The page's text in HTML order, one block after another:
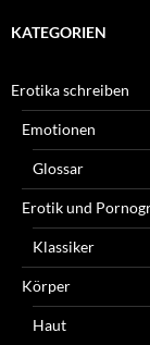
KATEGORIEN
Erotika schreiben
Emotionen
Glossar
Erotik und
Klassiker
Körper
Haut